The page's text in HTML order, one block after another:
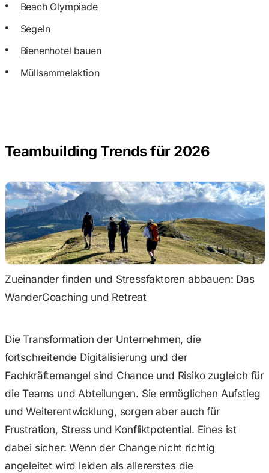
Beach Olympiade
Segeln
Bienenhotel bauen
Müllsammelaktion
Teambuilding Trends für 2026
Zueinander finden und Stressfaktoren abbauen: Das
WanderCoaching und Retreat
Die Transformation der Unternehmen, die
fortschreitende Digitalisierung und der
Fachkräftemangel sind Chance und Risiko zugleich für
die Teams und Abteilungen. Sie ermöglichen Aufstieg
und Weiterentwicklung, sorgen aber auch für
Frustration, Stress und Konfliktpotential. Eines ist
dabei sicher: Wenn der Change nicht richtig
angeleitet wird leiden als allererstes die